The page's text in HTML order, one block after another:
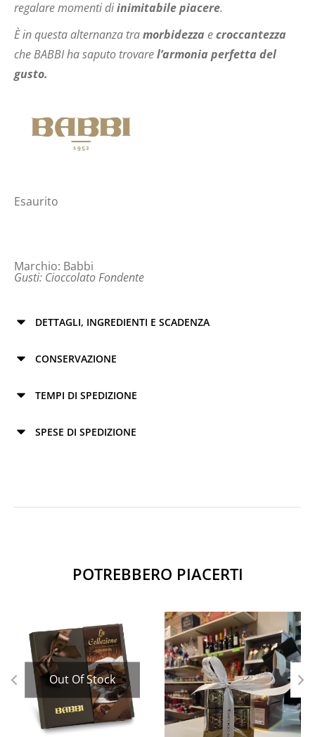
regalare momenti diinimitabile piacere.
È in questa alternanza tramorbidezza ecroccantezza
che BABBI ha saputo trovarel’armonia perfetta del
gusto.
Esaurito
Marchio: Babbi
Gusti: Cioccolato Fondente
DETTAGLI, INGREDIENTI E SCADENZA
CONSERVAZIONE
TEMPI DI SPEDIZIONE
SPESE DI SPEDIZIONE
POTREBBERO PIACERTI
Out Of Stock